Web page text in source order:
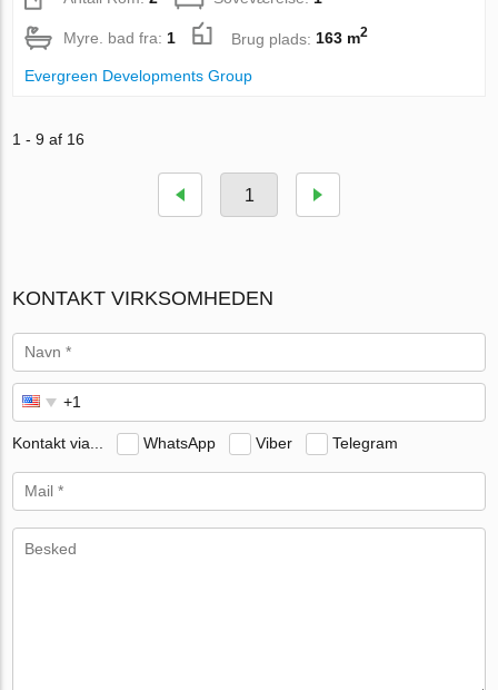
Myre. bad fra:1 Brug plads:163 m2
Evergreen Developments Group
1 - 9 af 16
1
KONTAKT VIRKSOMHEDEN
Kontakt via... WhatsApp Viber Telegram